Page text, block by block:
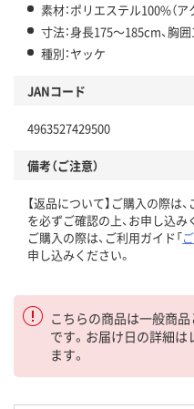
素材：ポリエステル100%（
寸法：身長175～185cm、胸
種別：ヤッケ
JANコード
4963527429500
備考（ご注意）
【返品について】ご購入の際は
を必ずご確認の上、お申し込み
ご購入の際は、ご利用ガイド「
申し込みください。
こちらの商品は一般商
です。お届け日の詳細
ます。